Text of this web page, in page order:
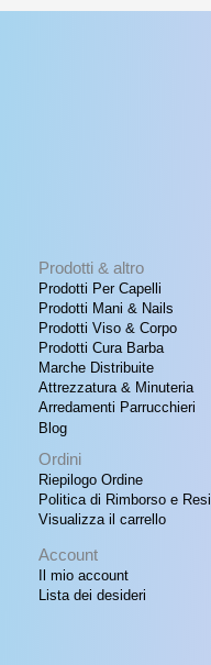
Prodotti & altro
Prodotti Per Capelli
Prodotti Mani & Nails
Prodotti Viso & Corpo
Prodotti Cura Barba
Marche Distribuite
Attrezzatura & Minuteria
Arredamenti Parrucchieri
Blog
Ordini
Riepilogo Ordine
Politica di Rimborso e Resi
Visualizza il carrello
Account
Il mio account
Lista dei desideri